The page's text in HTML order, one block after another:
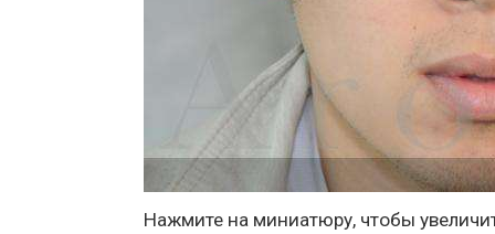
Нажмите на миниатюру, чтобы